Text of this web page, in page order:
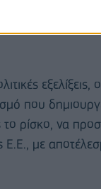
που
το ρίσκο, να
Ε.Ε., με